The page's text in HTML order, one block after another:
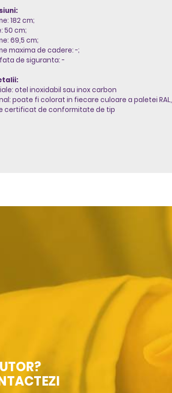
182 cm;
50 cm;
69,5 cm;
maxima de cadere: -;
de siguranta: -
otel inoxidabil sau inox carbon
poate fi colorat in fiecare culoare a paletei RAL,
certificat de conformitate de tip